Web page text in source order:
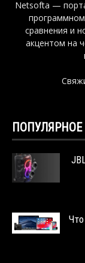
Netsofta —
сравнения и
акцентом на
ПОПУЛЯРНОЕ